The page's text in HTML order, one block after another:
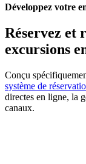
Développez votre
Réservez et
excursions
Conçu
système de
directes en ligne, la
canaux.